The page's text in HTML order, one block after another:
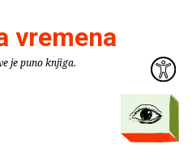
vremena
je puno knjiga.